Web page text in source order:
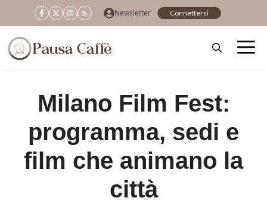
al
contenuto
Newsletter Connettersi
Milano Film Fest:
programma, sedi e
film che animano la
città